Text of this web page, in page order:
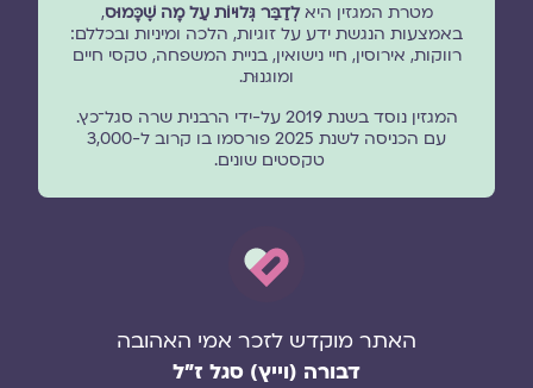
מטרת המגזין היאלְדַבֵּר גְּלוּיוֹת עַל מָה שֶׁכָּמוּס,
באמצעות הנגשת ידע על זוגיות, הלכה ומיניות ובכללם:
רווקות, אירוסין, חיי נישואין, בניית המשפחה, טקסי חיים
ומוגנוּת.
המגזין נוסד בשנת 2019 על-ידי הרבנית שרה סגל־כץ.
עם הכניסה לשנת 2025 פורסמו בו קרוב ל-3,000
טקסטים שונים.
האתר מוקדש לזכר אמי האהובה
דבורה (וייץ) סגל ז"ל